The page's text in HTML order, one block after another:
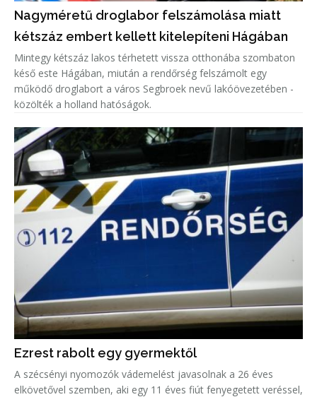
Nagyméretű droglabor felszámolása miatt
kétszáz embert kellett kitelepíteni Hágában
Mintegy kétszáz lakos térhetett vissza otthonába szombaton
késő este Hágában, miután a rendőrség felszámolt egy
működő droglabort a város Segbroek nevű lakóövezetében -
közölték a holland hatóságok.
Ezrest rabolt egy gyermektől
A szécsényi nyomozók vádemelést javasolnak a 26 éves
elkövetővel szemben, aki egy 11 éves fiút fenyegetett veréssel,